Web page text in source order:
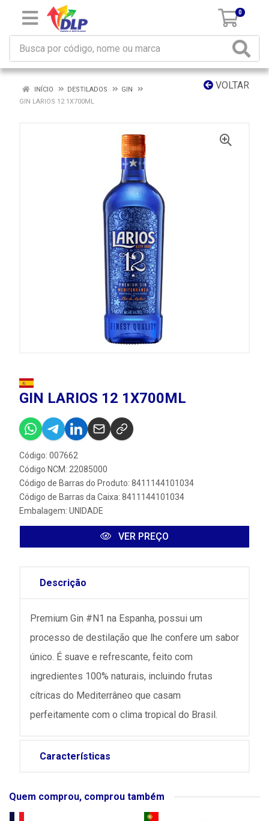
0
VOLTAR
INÍCIO DESTILADOS
GIN
GIN LARIOS 12 1X700ML
GIN LARIOS 12 1X700ML
Código: 007662
Código NCM: 22085000
Código de Barras do Produto: 8411144101034
Código de Barras da Caixa: 8411144101034
Embalagem: UNIDADE
VER PREÇO
Descrição
Premium Gin #N1 na Espanha, possui um
processo de destilação que lhe confere um sabor
único. É suave e refrescante, feito com
ingredientes 100% naturais, incluindo frutas
cítricas do Mediterrâneo que casam
perfeitamente com o clima tropical do Brasil.
Características
Quem comprou, comprou também